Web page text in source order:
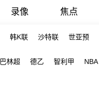
录像 焦点
韩K联 沙特联 世亚预
巴林超 德乙 智利甲 NBA